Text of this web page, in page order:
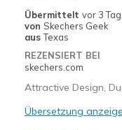
View On Shoes
Übermittelt vor 3
von Skechers Geek
aus Texas
REZENSIERT BEI
skechers.com
Attractive Design,
Übersetzung